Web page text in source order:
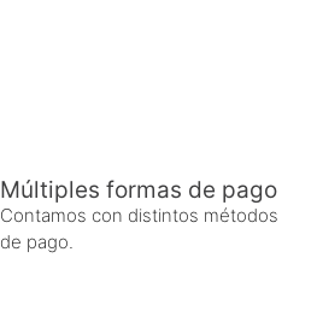
Múltiples formas de pago
Contamos con distintos métodos
de pago.